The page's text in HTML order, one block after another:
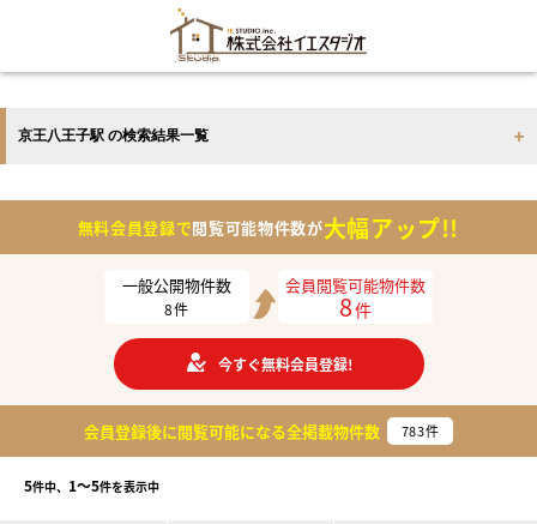
京王八王子駅 の検索結果一覧
無料会員登録で閲覧可能物件数が大幅アップ!!
一般公開物件数
8件
会員閲覧可能物件数
8件
今すぐ無料会員登録!
会員登録後に閲覧可能になる全掲載物件数 783件
5件中、 1〜5件を表示中